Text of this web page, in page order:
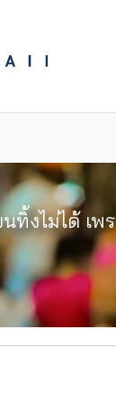
ทิ้งไม่ได้ เ